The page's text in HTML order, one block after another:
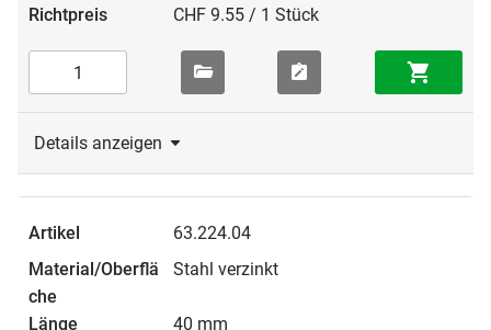
CHF 9.55 / 1 Stück
Details anzeigen
63.224.04
Stahl verzinkt
40 mm